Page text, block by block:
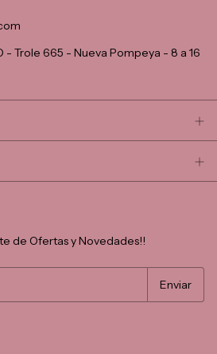
- Trole 665 - Nueva Pompeya - 8 a 16
de Ofertas y Novedades!!